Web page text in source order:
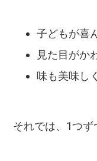
子どもが喜
見た目がか
味も美味し
それでは、1つず